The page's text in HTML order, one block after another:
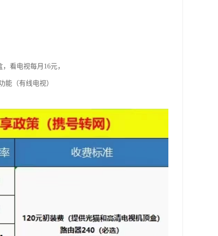
看电视每月16元，
能（有线电视）